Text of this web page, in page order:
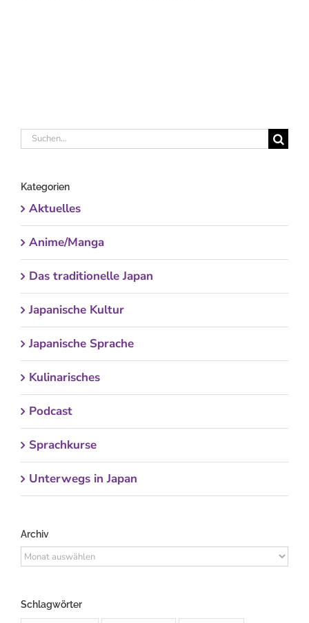
Suche
Kategorien
Aktuelles
Anime/Manga
Das traditionelle Japan
Japanische Kultur
Japanische Sprache
Kulinarisches
Podcast
Sprachkurse
Unterwegs in Japan
Archiv
Archiv
Schlagwörter